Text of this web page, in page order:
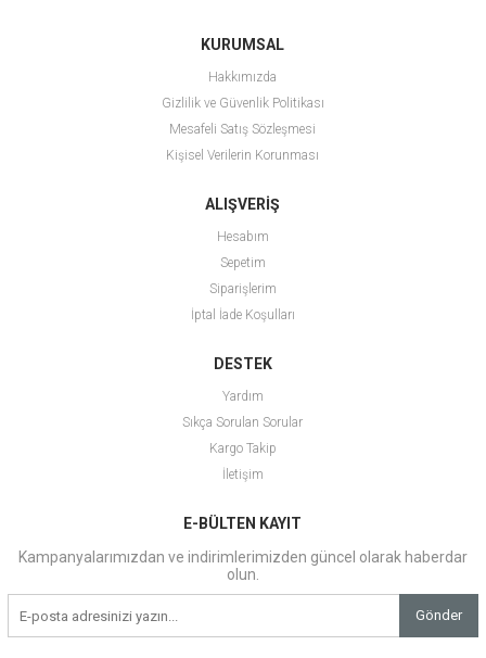
KURUMSAL
Hakkımızda
Gizlilik ve Güvenlik Politikası
Mesafeli Satış Sözleşmesi
Kişisel Verilerin Korunması
ALIŞVERİŞ
Hesabım
Sepetim
Siparişlerim
İptal İade Koşulları
DESTEK
Yardım
Sıkça Sorulan Sorular
Kargo Takip
İletişim
E-BÜLTEN KAYIT
Kampanyalarımızdan ve indirimlerimizden güncel olarak haberdar
olun.
Gönder